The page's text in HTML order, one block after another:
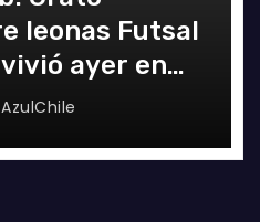
leonas Futsal
ayer en